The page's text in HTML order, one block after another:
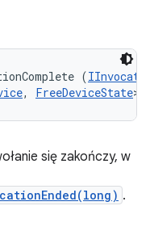
(
, FreeDeviceState>
się zakończy, w
.